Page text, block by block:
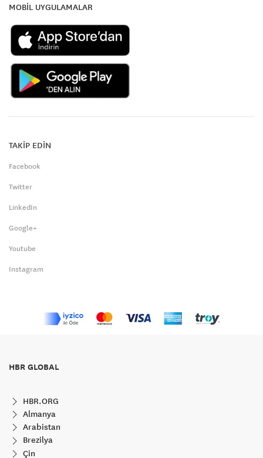
MOBİL UYGULAMALAR
TAKİP EDİN
Facebook
Twitter
LinkedIn
Google+
Youtube
Instagram
HBR GLOBAL
HBR.ORG
Almanya
Arabistan
Brezilya
Çin